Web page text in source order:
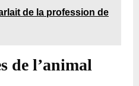
de la profession de
de l’animal